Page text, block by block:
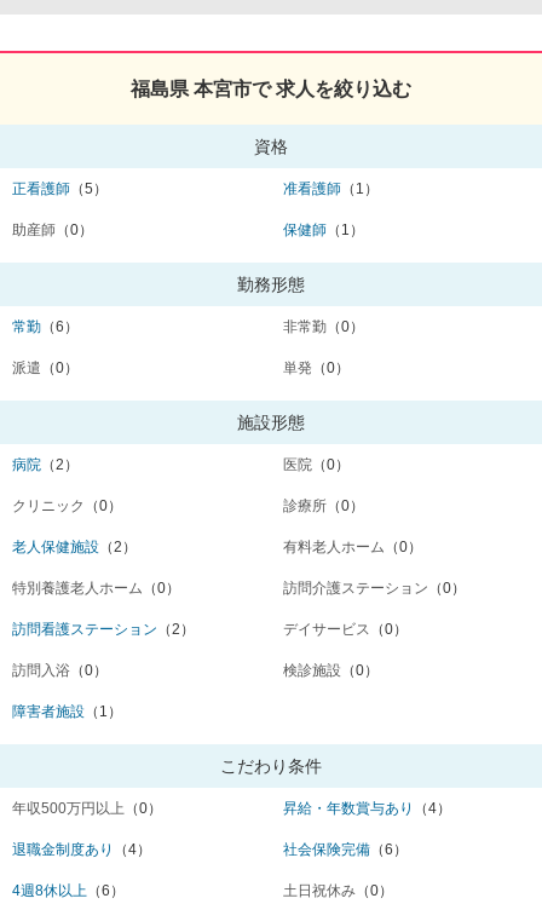
福島県 本宮市で 求人を絞り込む
資格
正看護師 （5） 准看護師 （1）
助産師 （0） 保健師 （1）
勤務形態
常勤 （6） 非常勤 （0）
派遣 （0） 単発 （0）
施設形態
病院 （2） 医院 （0）
クリニック （0） 診療所 （0）
老人保健施設 （2） 有料老人ホーム （0）
特別養護老人ホーム （0） 訪問介護ステーション （0）
訪問看護ステーション （2） デイサービス （0）
訪問入浴 （0） 検診施設 （0）
障害者施設 （1）
こだわり条件
年収500万円以上 （0） 昇給・年数賞与あり （4）
退職金制度あり （4） 社会保険完備 （6）
4週8休以上 （6） 土日祝休み （0）